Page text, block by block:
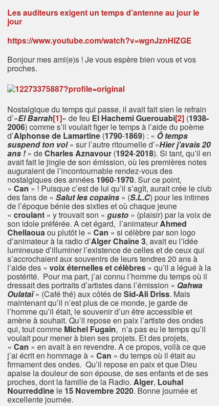
Les auditeurs exigent un temps d’antenne au jour le
jour
https://www.youtube.com/watch?v=wgnJznHIZGE
Bonjour mes ami(e)s ! Je vous espère bien vous et vos
proches.
Nostalgique du temps qui passe, il avait fait sien le refrain
d’«El Barrah[1]» de feu El Hachemi Guerouabi[2] (1938-
2006) comme s’il voulait figer le temps à l’aide du poème
d’Alphonse de Lamartine (1790-1869) : « Ô temps
suspend ton vol» sur l’autre ritournelle d’«Hier j’avais 20
ans !» deCharles Aznavour (1924-2018). Si tant, qu’il en
avait fait le jingle de son émission, où les premières notes
auguraient de l’incontournable rendez-vous des
nostalgiques des années 1960-1970. Sur ce point,
« Can » ! Puisque c’est de lui qu’il s’agît, aurait crée le club
des fans de « Salut les copains » (S.L.C) pour les intimes
de l’époque bénie des sixties et où chaque jeune
« croulant » y trouvait son « gusto » (plaisir) par la voix de
son idole préférée. A cet égard, l’animateurAhmed
Chellaouaou plutôt le « Can » si célèbre par son logo
d’animateur à la radio d’Alger Chaîne 3, avait eu l’idée
lumineuse d’illuminer l’existence de celles et de ceux qui
s’accrochaient aux souvenirs de leurs tendres 20 ans à
l’aide des « voix éternelles et célèbres » qu’il a légué à la
postérité. Pour ma part, j’ai connu l’homme du temps où il
dressait des portraits d’artistes dans l’émission « Qahwa
Oulataï» (Café thé) aux côtés deSid-Ali Driss. Mais
maintenant qu’il n’est plus de ce monde, je garde de
l’homme qu’il était, le souvenir d’un être accessible et
amène à souhait. Qu’il repose en paix l’artiste des ondes
qui, tout comme Michel Fugain, n’a pas eu le temps qu’il
voulait pour mener à bien ses projets. Et des projets,
« Can » en avait à en revendre. A ce propos, voilà ce que
j’ai écrit en hommage à « Can » du temps où il était au
firmament des ondes. Qu’il repose en paix et que Dieu
apaise la douleur de son épouse, de ses enfants et de ses
proches, dont la famille de la Radio. Alger, Louhal
Nourreddine le 15 Novembre 2020. Bonne journée et
excellente journée.